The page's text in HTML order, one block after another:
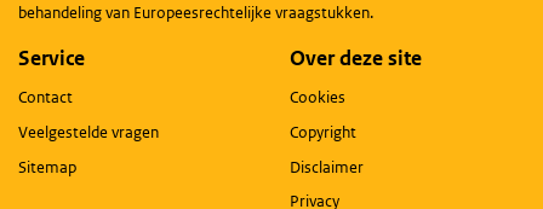
behandeling van Europeesrechtelijke vraagstukken.
Service
Contact
Veelgestelde vragen
Sitemap
Over deze site
Cookies
Copyright
Disclaimer
Privacy